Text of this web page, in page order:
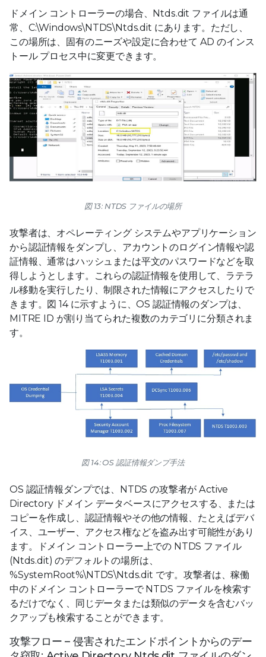
ドメイン コントローラーの場合、Ntds.dit ファイルは通
常、C:\Windows\NTDS\Ntds.dit にあります。ただし、
この場所は、固有のニーズや設定に合わせて AD のインス
トール プロセス中に変更できます。
図 13: NTDS ファイルの場所
攻撃者は、オペレーティング システムやアプリケーション
から認証情報をダンプし、アカウントのログイン情報や認
証情報、通常はハッシュまたは平文のパスワードなどを取
得しようとします。これらの認証情報を使用して、ラテラ
ル移動を実行したり、制限された情報にアクセスしたりで
きます。図 14 に示すように、OS 認証情報のダンプは、
MITRE ID が割り当てられた複数のカテゴリに分類されま
す。
図 14: OS 認証情報ダンプ手法
OS 認証情報ダンプでは、NTDS の攻撃者が Active
Directory ドメイン データベースにアクセスする、または
コピーを作成し、認証情報やその他の情報、たとえばデバ
イス、ユーザー、アクセス権などを盗み出す可能性があり
ます。ドメイン コントローラー上での NTDS ファイル
(Ntds.dit) のデフォルトの場所は、
%SystemRoot%\NTDS\Ntds.dit です。攻撃者は、稼働
中のドメイン コントローラーで NTDS ファイルを検索す
るだけでなく、同じデータまたは類似のデータを含むバッ
クアップも検索することができます。
攻撃フロー – 侵害されたエンドポイントからのデー